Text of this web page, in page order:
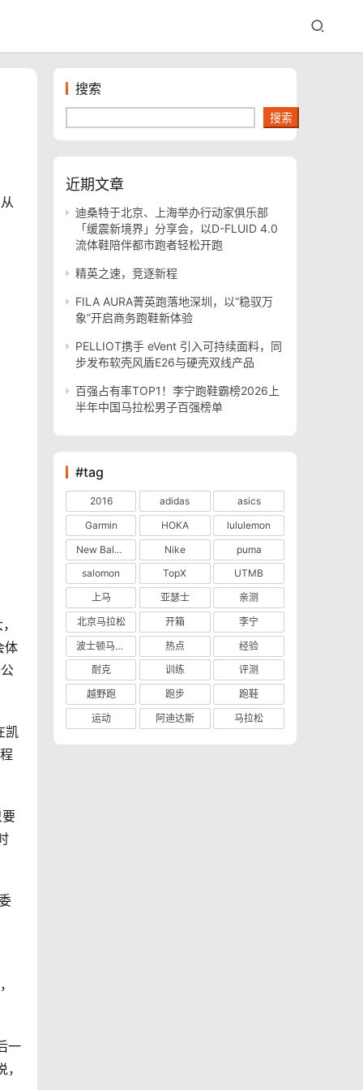
体
凯
一
搜索
搜索
近期文章
迪桑特于北京、上海举办行动家俱乐部
「缓震新境界」分享会，以D-FLUID 4.0
流体鞋陪伴都市跑者轻松开跑
精英之速，竞逐新程
FILA AURA菁英跑落地深圳，以“稳驭万
象”开启商务跑鞋新体验
PELLIOT携手 eVent 引入可持续面料，同
步发布软壳风盾E26与硬壳双线产品
百强占有率TOP1！李宁跑鞋霸榜2026上
半年中国马拉松男子百强榜单
#tag
2016 adidas
asics
Garmin
HOKA
lululemon
New Balance
Nike
puma
salomon
TopX
UTMB
上马
亚瑟士
亲测
北京马拉松
开箱
李宁
波士顿马拉松
热点
经验
耐克
训练
评测
越野跑
跑步
跑鞋
运动
阿迪达斯 马拉松